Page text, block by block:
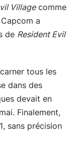
Villagecomme
a
de Resident Evil
tous les
dans des
devait en
Finalement,
sans précision